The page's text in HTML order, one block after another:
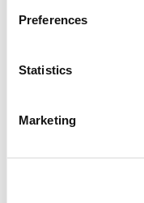
Preferences
Statistics
Marketing